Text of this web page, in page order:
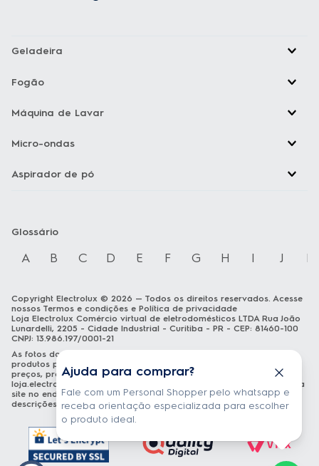
Ajuda para comprar?
Fale com um Personal Shopper pelo whatsapp e
receba orientação especializada para escolher
o produto ideal.
Geladeira
Fogão
Máquina de Lavar
Micro-ondas
Aspirador de pó
Glossário
A B C D E F G H I J K
Copyright Electrolux © 2026 — Todos os direitos reservados. Acesse
nossos Termos e condições e Política de privacidade
Loja Electrolux Comércio virtual de eletrodomésticos LTDA Rua João
Lunardelli, 2205 - Cidade Industrial - Curitiba - PR - CEP: 81460-100
CNPJ: 13.986.197/0001-21
As fotos dos produtos são meramente ilustrativas. A venda dos
produtos publicados está sujeita a disponibilidade de estoque. Os
preços, promoções e formas de pagamento publicados em
loja.electrolux.com.br
estão válidos exclusivamente para compra via
site no endereço mencionado. As especificações técnicas e
descrições estão sujeitas a alterações sem aviso prévio.